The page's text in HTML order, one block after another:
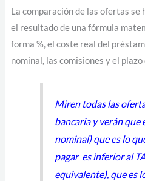
La comparación de las ofertas se
el resultado de una fórmula
forma %, el coste real del
nominal, las comisiones y el
Miren todas las
bancaria y verán
nominal) que es lo
pagar es inferior al
equivalente), que es